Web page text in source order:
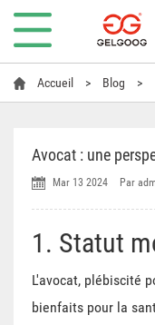
Accueil > Blog >
Avocat : une
Mar 13 2024 Par
1. Statut
L'avocat, plébiscité
bienfaits pour la